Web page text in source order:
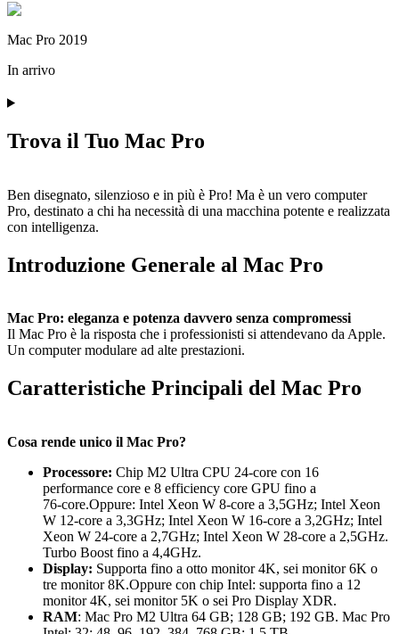
Mac Pro 2019
In arrivo
Trova il Tuo Mac Pro
Ben disegnato, silenzioso e in più è Pro! Ma è un vero computer
Pro, destinato a chi ha necessità di una macchina potente e realizzata
con intelligenza.
Introduzione Generale al Mac Pro
Mac Pro: eleganza e potenza davvero senza compromessi
Il Mac Pro è la risposta che i professionisti si attendevano da Apple.
Un computer modulare ad alte prestazioni.
Caratteristiche Principali del Mac Pro
Cosa rende unico il Mac Pro?
Processore: Chip M2 Ultra CPU 24‑core con 16
performance core e 8 efficiency core GPU fino a
76‑core.Oppure: Intel Xeon W 8‑core a 3,5GHz; Intel Xeon
W 12‑core a 3,3GHz; Intel Xeon W 16‑core a 3,2GHz; Intel
Xeon W 24‑core a 2,7GHz; Intel Xeon W 28‑core a 2,5GHz.
Turbo Boost fino a 4,4GHz.
Display: Supporta fino a otto monitor 4K, sei monitor 6K o
tre monitor 8K.Oppure con chip Intel: supporta fino a 12
monitor 4K, sei monitor 5K o sei Pro Display XDR.
RAM: Mac Pro M2 Ultra 64 GB; 128 GB; 192 GB. Mac Pro